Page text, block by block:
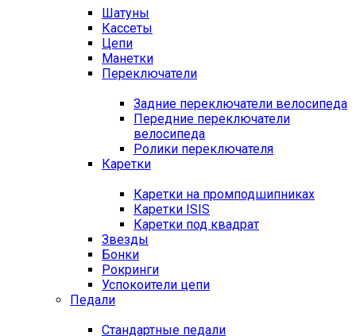
Шатуны
Кассеты
Цепи
Манетки
Переключатели
Задние переключатели велосипеда
Передние переключатели
велосипеда
Ролики переключателя
Каретки
Каретки на промподшипниках
Каретки ISIS
Каретки под квадрат
Звезды
Бонки
Рокринги
Успокоители цепи
Педали
Стандартные педали